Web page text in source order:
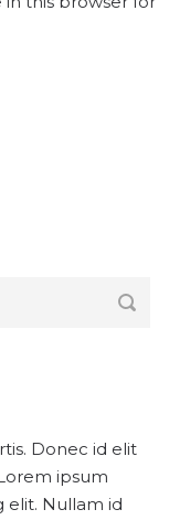
Donec id elit
ipsum
elit. Nullam id